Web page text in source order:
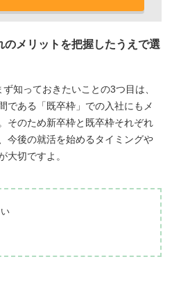
メリットを把握したうえで選
知っておきたいことの3つ目は、
である「既卒枠」での入社にもメ
そのため新卒枠と既卒枠それぞれ
今後の就活を始めるタイミングや
大切ですよ。